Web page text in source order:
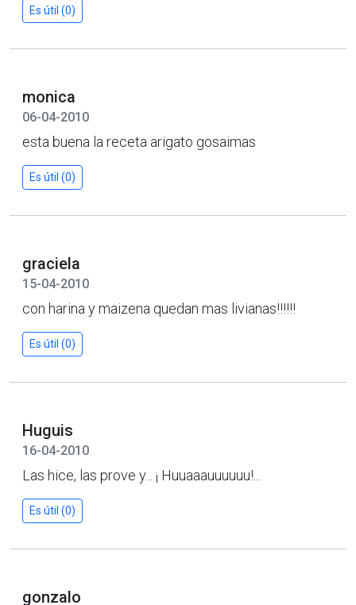
Es útil (0)
monica
06-04-2010
esta buena la receta arigato gosaimas
Es útil (0)
graciela
15-04-2010
con harina y maizena quedan mas livianas!!!!!!
Es útil (0)
Huguis
16-04-2010
Las hice, las prove y... ¡ Huuaaauuuuuu!...
Es útil (0)
gonzalo